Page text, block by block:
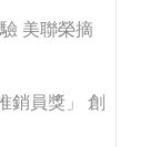
美聯榮摘
銷員獎」 創